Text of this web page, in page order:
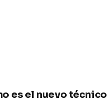
es el nuevo técnico